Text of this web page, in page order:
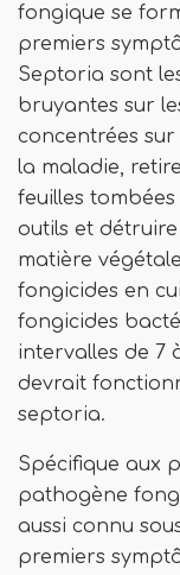
fongique se
premiers
Septoria sont
bruyantes sur
concentrées
la maladie,
feuilles
outils et
matière
fongicides en
fongicides
intervalles de 7
devrait
septoria.
Spécifique aux
pathogène
aussi connu
premiers